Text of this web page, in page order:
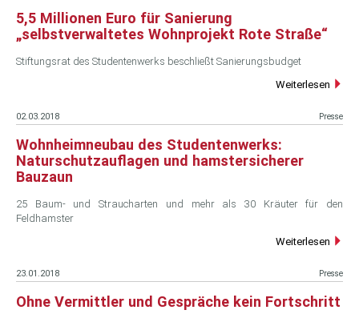
5,5 Millionen Euro für Sanierung
„selbstverwaltetes Wohnprojekt Rote Straße“
Stiftungsrat des Studentenwerks beschließt Sanierungsbudget
Weiterlesen
02.03.2018 Presse
Wohnheimneubau des Studentenwerks:
Naturschutzauflagen und hamstersicherer
Bauzaun
25 Baum- und Straucharten und mehr als 30 Kräuter für den
Feldhamster
Weiterlesen
23.01.2018 Presse
Ohne Vermittler und Gespräche kein Fortschritt